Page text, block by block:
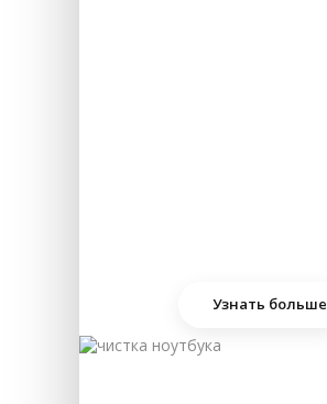
Узнать больше